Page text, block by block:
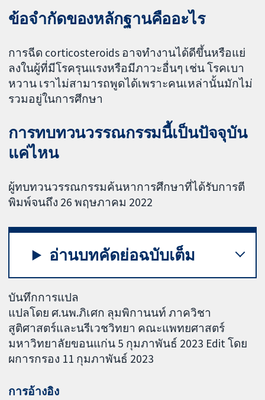
ข้อจำกัดของหลักฐานคืออะไร
การฉีด corticosteroids อาจทำงานได้ดีขึ้นหรือแย่
ลงในผู้ที่มีโรครุนแรงหรือมีภาวะอื่นๆ เช่น โรคเบา
หวาน เราไม่สามารถพูดได้เพราะคนเหล่านั้นมักไม่
รวมอยู่ในการศึกษา
การทบทวนวรรณกรรมนี้เป็นปัจจุบัน
แค่ไหน
ผู้ทบทวนวรรณกรรมค้นหาการศึกษาที่ได้รับการตี
พิมพ์จนถึง 26 พฤษภาคม 2022
อ่านบทคัดย่อฉบับเต็ม
บันทึกการแปล
แปลโดย ศ.นพ.ภิเศก ลุมพิกานนท์ ภาควิชา
สูติศาสตร์และนรีเวชวิทยา คณะแพทยศาสตร์
มหาวิทยาลัยขอนแก่น 5 กุมภาพันธ์ 2023 Edit โดย
ผการกรอง 11 กุมภาพันธ์ 2023
การอ้างอิง